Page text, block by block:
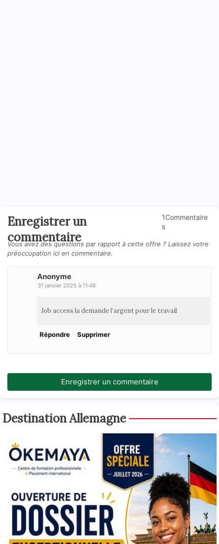
Enregistrer un
commentaire
1Commentaire
s
Vous avez des questions par rapport à cette offre ? Laissez votre
préoccupation ici en commentaire.
Anonyme
31 janvier 2025 à 11:48
Job access la demande l’argent pour le travail
Répondre Supprimer
Enregistrer un commentaire
Destination Allemagne